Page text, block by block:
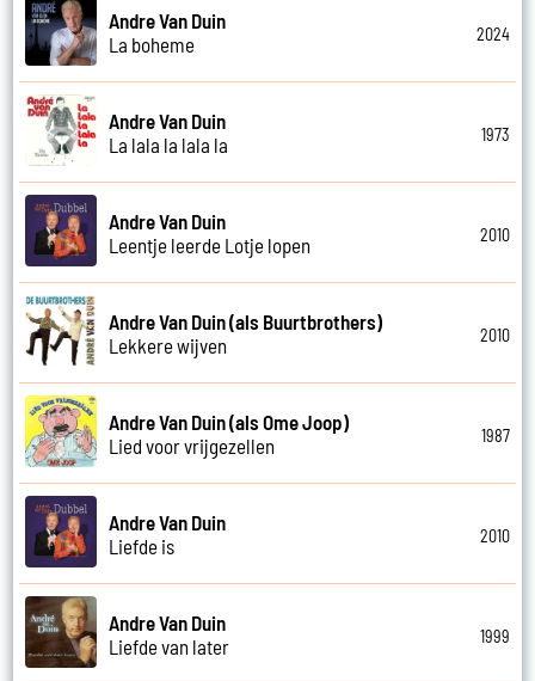
Andre Van Duin
La boheme
2024
Andre Van Duin
La lala la lala la
1973
Andre Van Duin
Leentje leerde Lotje lopen
2010
Andre Van Duin (als Buurtbrothers)
Lekkere wijven
2010
Andre Van Duin (als Ome Joop)
Lied voor vrijgezellen
1987
Andre Van Duin
Liefde is
2010
Andre Van Duin
Liefde van later
1999